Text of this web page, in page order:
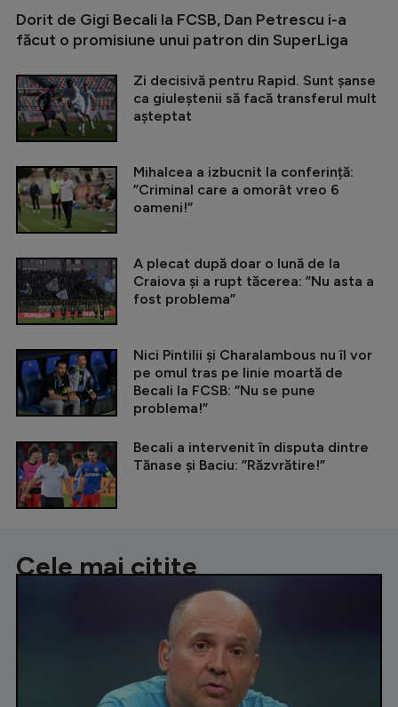
Dorit de Gigi Becali la FCSB, Dan Petrescu i-a
făcut o promisiune unui patron din SuperLiga
Zi decisivă pentru Rapid. Sunt șanse
ca giuleștenii să facă transferul mult
așteptat
Mihalcea a izbucnit la conferință:
”Criminal care a omorât vreo 6
oameni!”
A plecat după doar o lună de la
Craiova și a rupt tăcerea: ”Nu asta a
fost problema”
Nici Pintilii și Charalambous nu îl vor
pe omul tras pe linie moartă de
Becali la FCSB: ”Nu se pune
problema!”
Becali a intervenit în disputa dintre
Tănase și Baciu: ”Răzvrătire!”
Cele mai citite